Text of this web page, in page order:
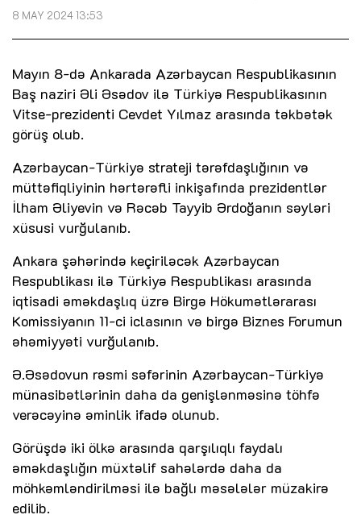
8 MAY 2024 13:53
Mayın 8-də Ankarada Azərbaycan Respublikasının
Baş naziri Əli Əsədov ilə Türkiyə Respublikasının
Vitse-prezidenti Cevdet Yılmaz arasında təkbətək
görüş olub.
Azərbaycan-Türkiyə strateji tərəfdaşlığının və
müttəfiqliyinin hərtərəfli inkişafında prezidentlər
İlham Əliyevin və Rəcəb Tayyib Ərdoğanın səyləri
xüsusi vurğulanıb.
Ankara şəhərində keçiriləcək Azərbaycan
Respublikası ilə Türkiyə Respublikası arasında
iqtisadi əməkdaşlıq üzrə Birgə Hökumətlərarası
Komissiyanın 11-ci iclasının və birgə Biznes Forumun
əhəmiyyəti vurğulanıb.
Ə.Əsədovun rəsmi səfərinin Azərbaycan-Türkiyə
münasibətlərinin daha da genişlənməsinə töhfə
verəcəyinə əminlik ifadə olunub.
Görüşdə iki ölkə arasında qarşılıqlı faydalı
əməkdaşlığın müxtəlif sahələrdə daha da
möhkəmləndirilməsi ilə bağlı məsələlər müzakirə
edilib.